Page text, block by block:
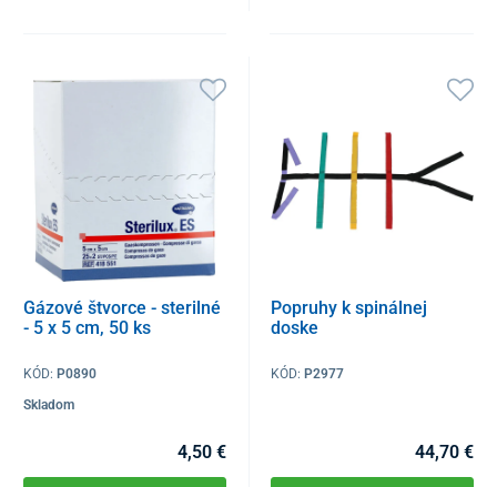
Gázové štvorce - sterilné
- 5 x 5 cm, 50 ks
KÓD: P0890
Skladom
4,50 €
Popruhy k spinálnej
doske
KÓD: P2977
44,70 €